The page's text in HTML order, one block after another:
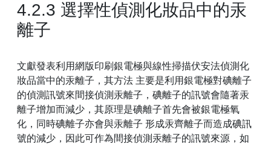
4.2.3 選擇性偵測化妝品中的汞
離子
文獻發表利用網版印刷銀電極與線性掃描伏安法偵測化
妝品當中的汞離子，其方法 主要是利用銀電極對碘離子
的偵測訊號來間接偵測汞離子，碘離子的訊號會隨著汞
離子增加而減少，其原理是碘離子首先會被銀電極氧
化，同時碘離子亦會與汞離子 形成汞齊離子而造成碘訊
號的減少，因此可作為間接偵測汞離子的訊號來源，如